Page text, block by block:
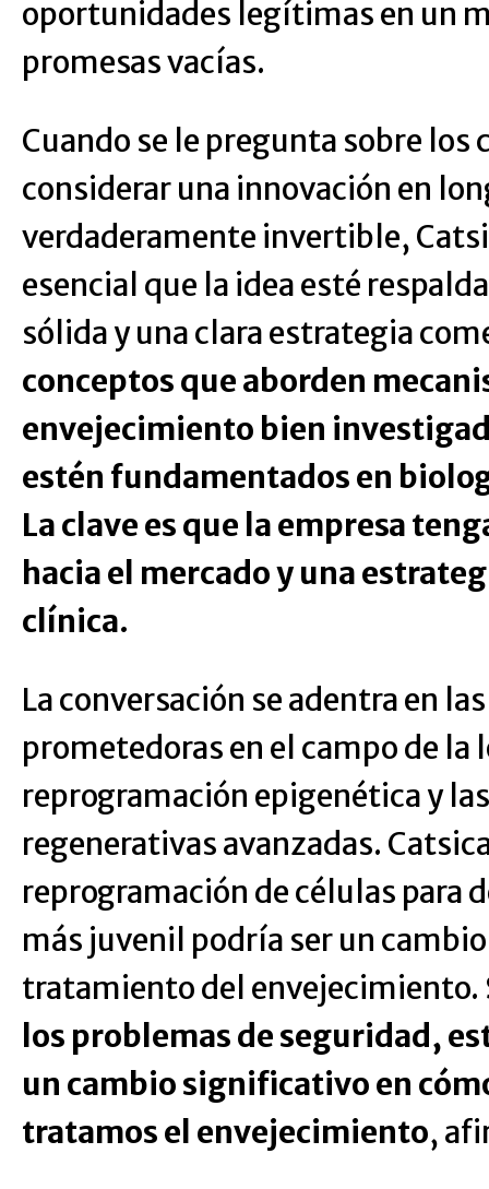
oportunidades legítimas en un
promesas vacías.
Cuando se le pregunta sobre los
considerar una innovación en
verdaderamente invertible,
esencial que la idea esté
sólida y una clara estrategia
conceptos que aborden
envejecimiento bien
estén fundamentados en
La clave es que la empresa
hacia el mercado y una
clínica.
La conversación se adentra en
prometedoras en el campo de la
reprogramación epigenética y
regenerativas avanzadas.
reprogramación de células para
más juvenil podría ser un
tratamiento del envejecimiento.
los problemas de seguridad,
un cambio significativo en
tratamos el envejecimiento,